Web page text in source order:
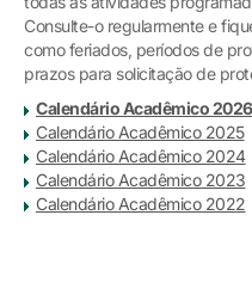
Educação a Distância
Pesquisa
Extensão
Infraestrutura e Serviços
Inovação
Sobre a ULBRA
Consulte-o regularmente e
como feriados, períodos de
prazos para solicitação de
Calendário Acadêmico 2026
Calendário Acadêmico 2025
Calendário Acadêmico 2024
Calendário Acadêmico 2023
Calendário Acadêmico 2022